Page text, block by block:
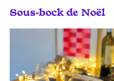
Sous-bock de Noël